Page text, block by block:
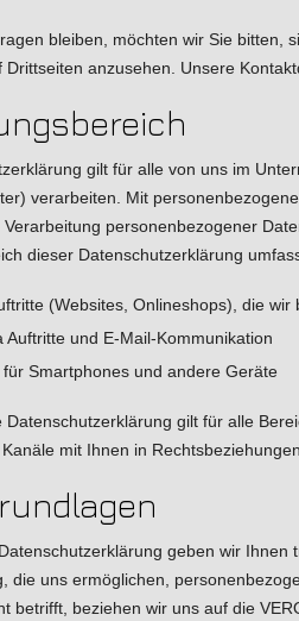
bleiben, möchten wir Sie bitten,
Drittseiten anzusehen. Unsere
gilt für alle von uns im
verarbeiten. Mit
personenbezogener
dieser Datenschutzerklärung
(Websites, Onlineshops), die wir
Auftritte und E-Mail-Kommunikation
für Smartphones und andere Geräte
Datenschutzerklärung gilt für alle
mit Ihnen in
geben wir
die uns ermöglichen,
betrifft, beziehen wir uns auf die